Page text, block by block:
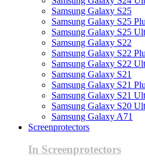
Samsung Galaxy S25
Samsung Galaxy S25
Samsung Galaxy S25
Samsung Galaxy S22
Samsung Galaxy S22
Samsung Galaxy S22
Samsung Galaxy S21
Samsung Galaxy S21
Samsung Galaxy S21
Samsung Galaxy S20
Samsung Galaxy A71
Screenprotectors
In Screenprotectors